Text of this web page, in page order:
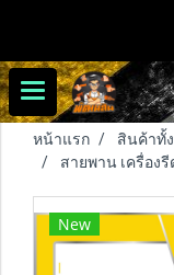
หน้าแรก สินค้าทั้
สายพาน เครื่องรี
New